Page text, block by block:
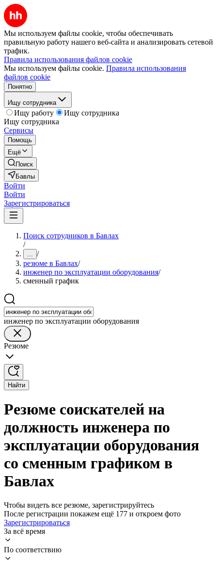
Мы используем файлы cookie, чтобы обеспечивать
правильную работу нашего веб-сайта и анализировать сетевой
трафик.
Правила использования файлов cookie
Мы используем файлы cookie. Правила использования
файлов cookie
Понятно
Ищу сотрудника
Ищу работу
Ищу сотрудника
Ищу сотрудника
Сервисы
Помощь
Ещё
Поиск
Бавлы
Войти
Войти
Зарегистрироваться
Поиск сотрудников в Бавлах
/
... /
резюме в Бавлах/
инженер по эксплуатации оборудования/
сменный график
инженер по эксплуатации оборудования
Резюме
Найти
Резюме соискателей на
должность инженера по
эксплуатации оборудования
со сменным графиком в
Бавлах
Чтобы видеть все резюме, зарегистрируйтесь
После регистрации покажем ещё 177 и откроем фото
Зарегистрироваться
За всё время
По соответствию